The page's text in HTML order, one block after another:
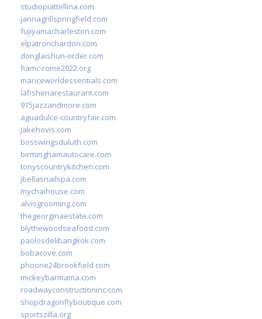
studiopiattellina.com
jannagrillspringfield.com
fujiyamacharleston.com
elpatronchardon.com
donglaishun-order.com
fiamc-rome2022.org
mariceworldessentials.com
lafisheriarestaurant.com
915jazzandmore.com
aguadulce-countryfair.com
jakehovis.com
bosswingsduluth.com
birminghamautocare.com
tonyscountrykitchen.com
jbellasnailspa.com
mychaihouse.com
alvisgrooming.com
thegeorginaestate.com
blythewoodseafood.com
paolosdelibangkok.com
bobacove.com
phoone24brookfield.com
mickeybarmama.com
roadwayconstructioninc.com
shopdragonflyboutique.com
sportszilla.org